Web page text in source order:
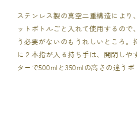
ステンレス製の真空二重構造により
ットボトルごと入れて使用するので
う必要がないのもうれしいところ。
に２本指が入る持ち手は、開閉しや
ターで500mlと350mlの高さの違うボ